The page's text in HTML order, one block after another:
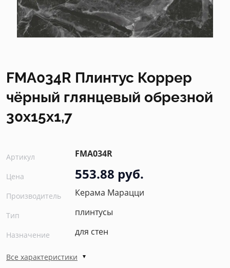
FMA034R Плинтус Коррер
чёрный глянцевый обрезной
30x15x1,7
Артикул FMA034R
Цена 553.88 руб.
Производитель Керама Марацци
Тип плинтусы
Назначение для стен
Все характеристики